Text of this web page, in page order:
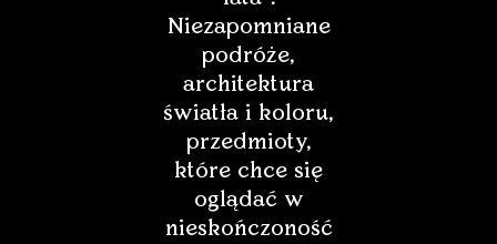
Niezapomniane
podróże,
architektura
światła i koloru,
przedmioty,
które chce się
oglądać w
nieskończoność